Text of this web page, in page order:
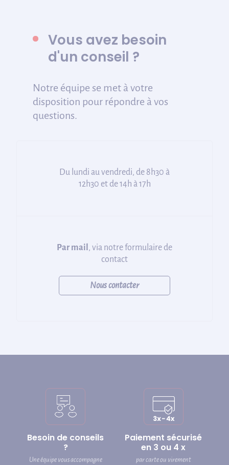
Vous avez besoin
d'un conseil ?
Notre équipe se met à votre
disposition pour répondre à vos
questions.
Du lundi au vendredi, de 8h30 à
12h30 et de 14h à 17h
Par mail , via notre formulaire de
contact
Nous contacter
Besoin de conseils
?
Une équipe vous accompagne
Paiement sécurisé
en 3 ou 4 x
par carte ou virement